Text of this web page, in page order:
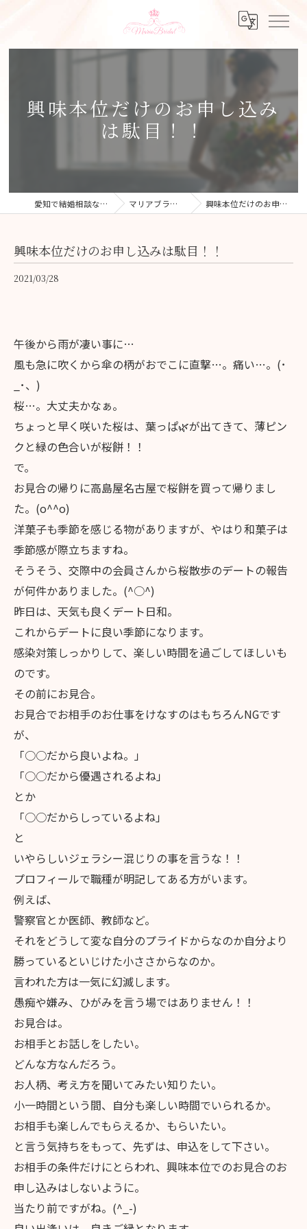
興味本位だけのお申し込み
は駄目！！
愛知で結婚相談ならMaria Bridal マリアブライダルブログ 興味本位だけのお申し込みは駄目！！
興味本位だけのお申し込みは駄目！！
2021/03/28
午後から雨が凄い事に…
風も急に吹くから傘の柄がおでこに直撃…。痛い…。(･
_･、)
桜…。大丈夫かなぁ。
ちょっと早く咲いた桜は、葉っぱ🌿が出てきて、薄ピン
クと緑の色合いが桜餅！！
で。
お見合の帰りに高島屋名古屋で桜餅を買って帰りまし
た。(o^^o)
洋菓子も季節を感じる物がありますが、やはり和菓子は
季節感が際立ちますね。
そうそう、交際中の会員さんから桜散歩のデートの報告
が何件かありました。(^○^)
昨日は、天気も良くデート日和。
これからデートに良い季節になります。
感染対策しっかりして、楽しい時間を過ごしてほしいも
のです。
その前にお見合。
お見合でお相手のお仕事をけなすのはもちろんNGです
が、
「○○だから良いよね。」
「○○だから優遇されるよね」
とか
「○○だからしっているよね」
と
いやらしいジェラシー混じりの事を言うな！！
プロフィールで職種が明記してある方がいます。
例えば、
警察官とか医師、教師など。
それをどうして変な自分のプライドからなのか自分より
勝っているといじけた小ささからなのか。
言われた方は一気に幻滅します。
愚痴や嫌み、ひがみを言う場ではありません！！
お見合は。
お相手とお話しをしたい。
どんな方なんだろう。
お人柄、考え方を聞いてみたい知りたい。
小一時間という間、自分も楽しい時間でいられるか。
お相手も楽しんでもらえるか、もらいたい。
と言う気持ちをもって、先ずは、申込をして下さい。
お相手の条件だけにとらわれ、興味本位でのお見合のお
申し込みはしないように。
当たり前ですがね。(^_-)